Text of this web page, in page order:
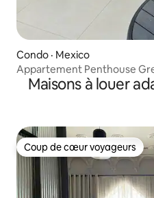
Condo · Mexico
Appartement Penthouse
Maisons à louer
Coup de cœur voyageurs
Coup de cœur voyageurs